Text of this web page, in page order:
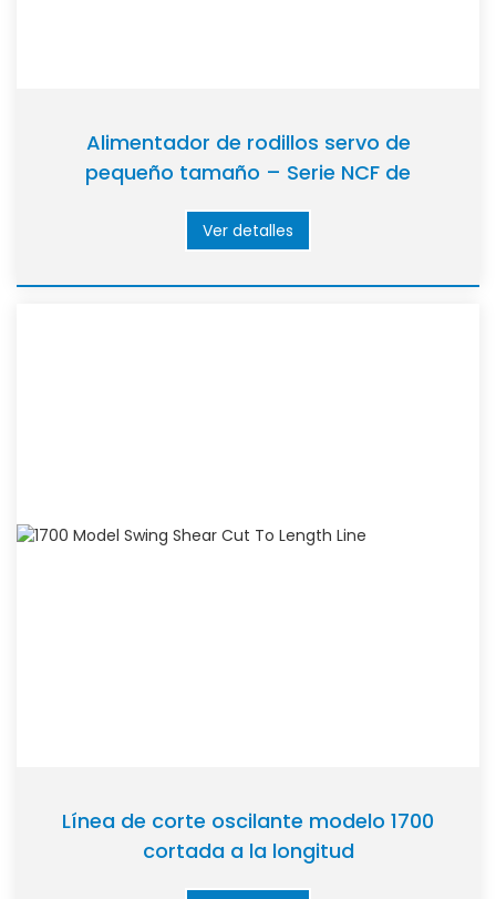
Alimentador de rodillos servo de
pequeño tamaño – Serie NCF de
Ver detalles
Línea de corte oscilante modelo 1700
cortada a la longitud